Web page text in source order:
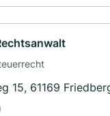
15, 61169